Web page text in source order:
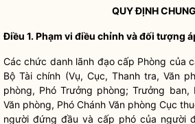
QUY ĐỊNH CHUNG
Điều 1. Phạm vi điều chỉnh và đối tượng
Các chức danh lãnh đạo cấp Phòng của
Bộ Tài chính (Vụ, Cục, Thanh tra, Văn
phòng, Phó Trưởng phòng; Trưởng ban,
Văn phòng, Phó Chánh Văn phòng Cục
người đứng đầu và cấp phó của người